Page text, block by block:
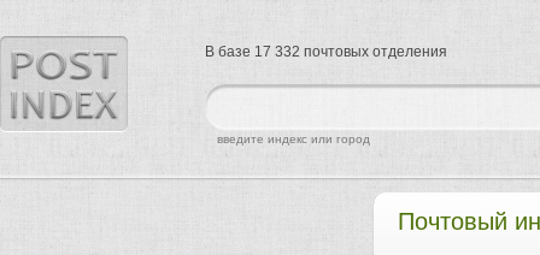
Почтовый
найти
введите индекс или город
В базе 17 332 почтовых отделения